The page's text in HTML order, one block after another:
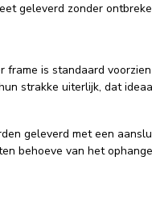
geleverd zonder
frame is standaard
strakke uiterlijk, dat
geleverd met een
behoeve van het